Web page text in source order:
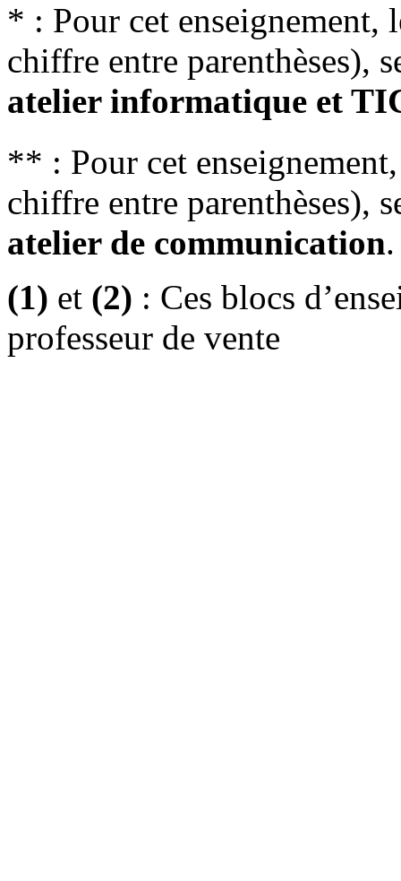
* : Pour cet enseignement,
chiffre entre parenthèses),
atelier informatique et
** : Pour cet
chiffre entre parenthèses),
atelier de communication.
(1) et (2) : Ces blocs
professeur de vente